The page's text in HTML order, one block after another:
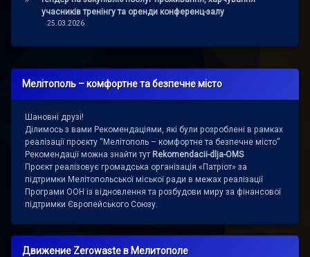
учасників тренінгу та оренди конференц-залу
25.03.2026
Мелітополь – комфортне та безпечне місто
Шановні друзі!
Ділимось з вами Рекомендаціями, які були розроблені в рамках
реалізації проєкту “Мелітополь – комфортне та безпечне місто”
Рекомендації можна знайти тут Rekomendacii-dlja-OMS
Проєкт реалізовує громадська організація «Патріот» за
підтримки Мелітопольської міської ради в межах реалізації
Програми ООН із відновлення та розбудови миру за фінансової
підтримки Європейського Союзу.
Движение Zerowaste в Мелитополе